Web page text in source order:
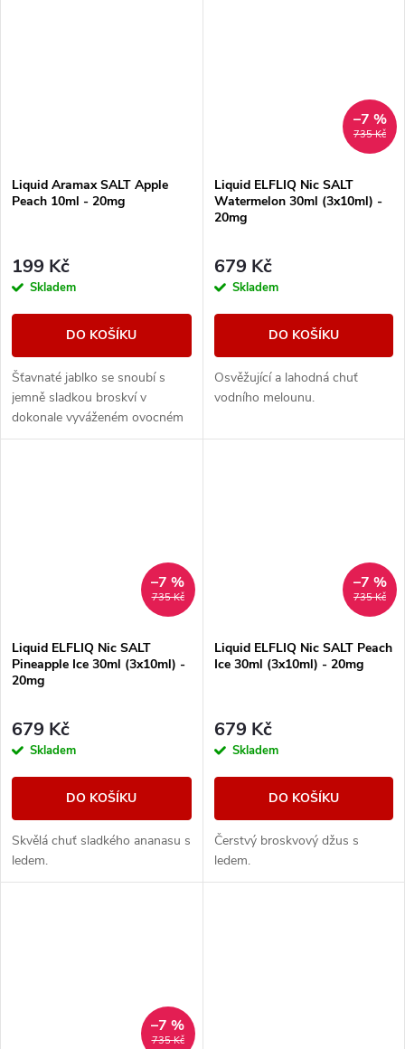
Liquid Aramax SALT Apple
Peach 10ml - 20mg
199 Kč
Skladem
DO KOŠÍKU
Šťavnaté jablko se snoubí s
jemně sladkou broskví v
dokonale vyváženém ovocném
mixu.
735 Kč
–7 %
Liquid ELFLIQ Nic SALT
Watermelon 30ml (3x10ml) -
20mg
679 Kč
Skladem
DO KOŠÍKU
Osvěžující a lahodná chuť
vodního melounu.
735 Kč
–7 %
Liquid ELFLIQ Nic SALT
Pineapple Ice 30ml (3x10ml) -
20mg
679 Kč
Skladem
DO KOŠÍKU
Skvělá chuť sladkého ananasu s
ledem.
735 Kč
–7 %
Liquid ELFLIQ Nic SALT Peach
Ice 30ml (3x10ml) - 20mg
679 Kč
Skladem
DO KOŠÍKU
Čerstvý broskvový džus s
ledem.
735 Kč
–7 %